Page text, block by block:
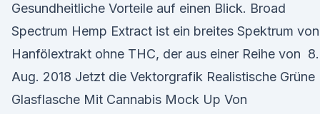
Gesundheitliche Vorteile auf einen Blick. Broad
Spectrum Hemp Extract ist ein breites Spektrum von
Hanfölextrakt ohne THC, der aus einer Reihe von 8.
Aug. 2018 Jetzt die Vektorgrafik Realistische Grüne
Glasflasche Mit Cannabis Mock Up Von